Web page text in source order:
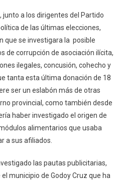
a los dirigentes del Partido
de las últimas elecciones,
que se investigara la posible
de corrupción de asociación ilícita,
ilegales, concusión, cohecho y
tanta esta última donación de 18
ser un eslabón más de otras
provincial, como también desde
haber investigado el origen de
alimentarios que usaba
a sus afiliados.
las pautas publicitarias,
municipio de Godoy Cruz que ha